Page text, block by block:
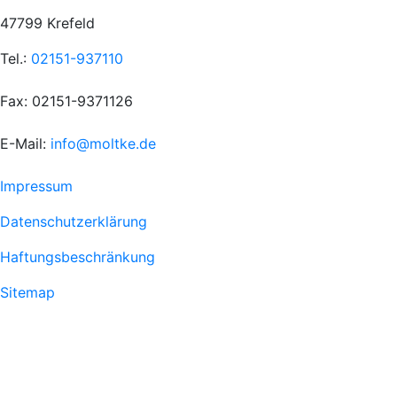
47799 Krefeld
Tel.: 02151-937110
Fax: 02151-9371126
E-Mail: info@moltke.de
Menu
Fußzeile
1
Impressum
Datenschutzerklärung
Haftungsbeschränkung
Sitemap